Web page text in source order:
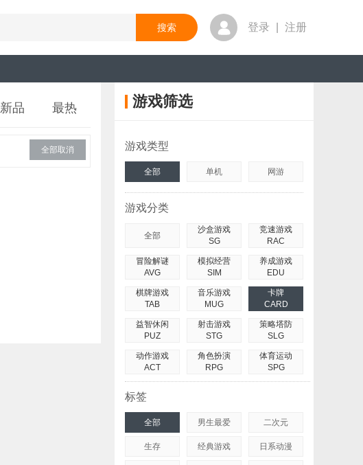
登录 注册
新品 最热
全部取消
游戏筛选
游戏类型
全部 单机 网游
游戏分类
全部
沙盒游戏
SG
竞速游戏
RAC
冒险解谜
AVG
模拟经营
SIM
养成游戏
EDU
棋牌游戏
TAB
音乐游戏
MUG
卡牌
CARD
益智休闲
PUZ
射击游戏
STG
策略塔防
SLG
动作游戏
ACT
角色扮演
RPG
体育运动
SPG
标签
全部 男生最爱 二次元
生存 经典游戏 日系动漫